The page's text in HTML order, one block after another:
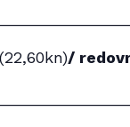
(22,60kn)/